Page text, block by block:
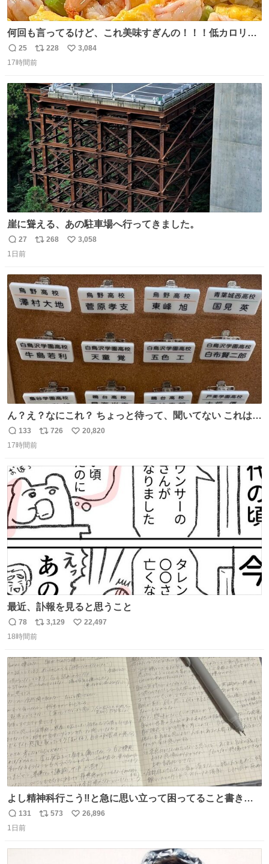
何回も言ってるけど、これ美味すぎんの！！！低カロリー
で満足感エグいから一生食べてる😭
返
信
25
リ
ポ
ト
数
228
い
数
3,084
17時間前
崖に聳える、あの駐車場へ行ってきました。
返
信
27
リ
ト
数
268
い
数
3,058
1日前
ん？え？なにこれ？ ちょっと待って、聞いてない これは販
売されているのもですか？
返
信
133
リ
ト
数
726
い
数
20,820
17時間前
最近、訃報を見ると思うこと
返
信
78
リ
ポ
ト
数
3,129
い
数
22,497
18時間前
よし精神科行こう‼️と急に思い立って困ってること書き出
してたらペン止まらなくなってすごい勢いで埋まってワロ
タ
返
信
131
リ
573
い
26,896
1日前